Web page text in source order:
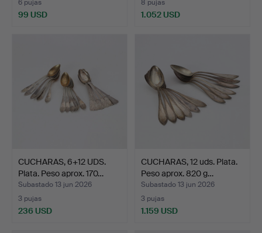
6 pujas
99 USD
8 pujas
1.052 USD
CUCHARAS, 6+12 UDS.
Plata. Peso aprox. 170…
Subastado 13 jun 2026
3 pujas
236 USD
CUCHARAS, 12 uds. Plata.
Peso aprox. 820 g…
Subastado 13 jun 2026
3 pujas
1.159 USD